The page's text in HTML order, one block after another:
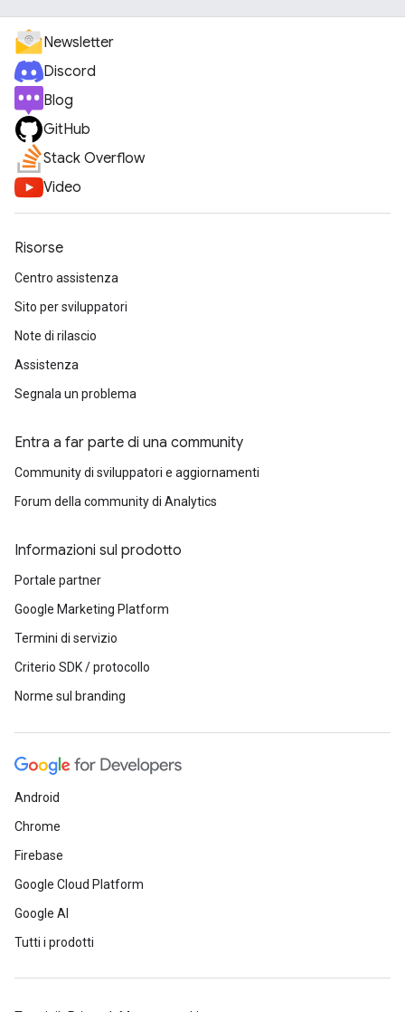
Newsletter
Discord
Blog
GitHub
Stack Overflow
Video
Risorse
Centro assistenza
Sito per sviluppatori
Note di rilascio
Assistenza
Segnala un problema
Entra a far parte di una community
Community di sviluppatori e aggiornamenti
Forum della community di Analytics
Informazioni sul prodotto
Portale partner
Google Marketing Platform
Termini di servizio
Criterio SDK / protocollo
Norme sul branding
Android
Chrome
Firebase
Google Cloud Platform
Google AI
Tutti i prodotti